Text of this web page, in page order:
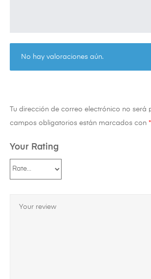
No hay valoraciones aún.
Tu dirección de correo electrónico no será
campos obligatorios están marcados con *
Your Rating